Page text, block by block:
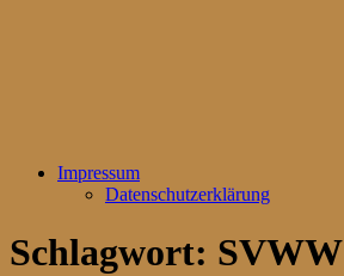
Impressum
Datenschutzerklärung
Schlagwort: SVWW